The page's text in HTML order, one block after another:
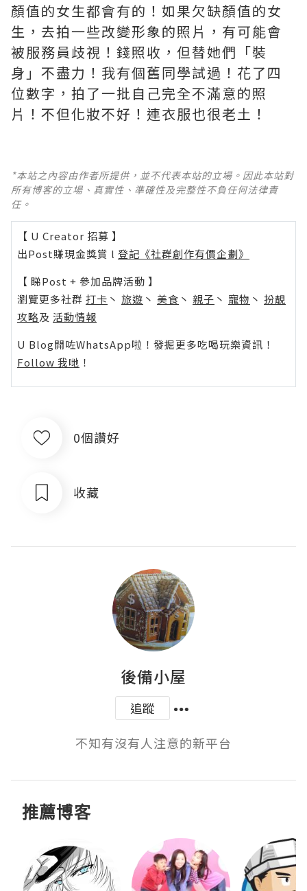
顏值的女生都會有的！如果欠缺顏值的女
生，去拍一些改變形象的照片，有可能會
被服務員歧視！錢照收，但替她們「裝
身」不盡力！我有個舊同學試過！花了四
位數字，拍了一批自己完全不滿意的照
片！不但化妝不好！連衣服也很老土！
*本站之內容由作者所提供，並不代表本站的立場。因此本站對
所有博客的立場、真實性、準確性及完整性不負任何法律責
任。
【 U Creator 招募 】
出Post賺現金獎賞 l 登記《社群創作有價企劃》
【 睇Post + 參加品牌活動 】
瀏覽更多社群 打卡 丶 旅遊 丶 美食 丶 親子 丶 寵物 丶 扮靚
攻略及 活動情報
U Blog開咗WhatsApp啦！發掘更多吃喝玩樂資訊！
Follow 我哋 ！
0個讚好
收藏
後備小屋
追蹤
不知有沒有人注意的新平台
推薦博客